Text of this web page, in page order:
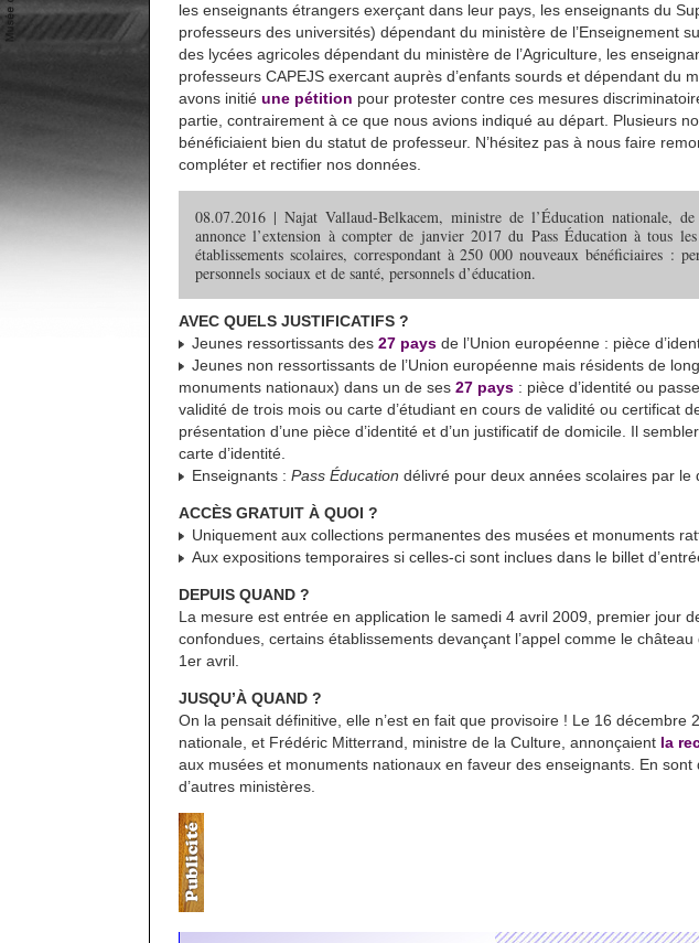
les enseignants étrangers exerçant dans leur pays, les enseignants du
professeurs des universités) dépendant du ministère de l’Enseignement
des lycées agricoles dépendant du ministère de l’Agriculture, les
professeurs CAPEJS exercant auprès d’enfants sourds et dépendant du
avons initié une pétition pour protester contre ces mesures
partie, contrairement à ce que nous avions indiqué au départ. Plusieurs
bénéficiaient bien du statut de professeur. N’hésitez pas à nous faire
compléter et rectifier nos données.
08.07.2016 | Najat Vallaud-Belkacem, ministre de l’Éducation nationale,
annonce l’extension à compter de janvier 2017 du Pass Éducation à tous
établissements scolaires, correspondant à 250 000 nouveaux bénéficiaires :
personnels sociaux et de santé, personnels d’éducation.
AVEC QUELS JUSTIFICATIFS ?
Jeunes ressortissants des 27 pays de l’Union européenne : pièce
Jeunes non ressortissants de l’Union européenne mais résidents de
monuments nationaux) dans un de ses 27 pays : pièce d’identité ou
validité de trois mois ou carte d’étudiant en cours de validité ou certificat
présentation d’une pièce d’identité et d’un justificatif de domicile. Il
carte d’identité.
Enseignants : Pass Éducation délivré pour deux années scolaires par le
ACCÈS GRATUIT À QUOI ?
Uniquement aux collections permanentes des musées et monuments
Aux expositions temporaires si celles-ci sont inclues dans le billet
DEPUIS QUAND ?
La mesure est entrée en application le samedi 4 avril 2009, premier jour
confondues, certains établissements devançant l’appel comme le
1er avril.
JUSQU’À QUAND ?
On la pensait définitive, elle n’est en fait que provisoire ! Le 16 décembre
nationale, et Frédéric Mitterrand, ministre de la Culture, annonçaient la
aux musées et monuments nationaux en faveur des enseignants. En
d’autres ministères.